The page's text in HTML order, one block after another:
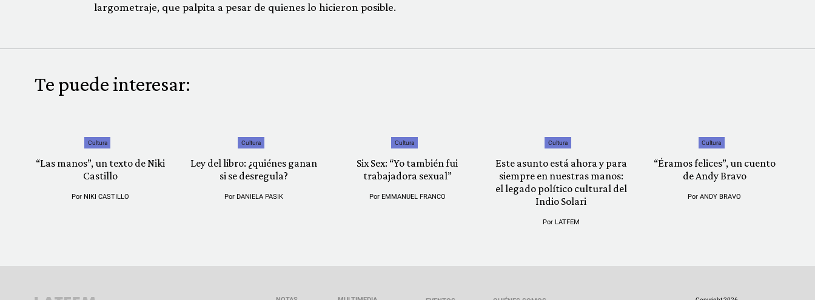
largometraje, que palpita a pesar de quienes lo hicieron posible.
Te puede interesar:
Cultura
“Las manos”, un texto de Niki
Castillo
Por NIKI CASTILLO
Cultura
Ley del libro: ¿quiénes ganan
si se desregula?
Por DANIELA PASIK
Cultura
Six Sex: “Yo también fui
trabajadora sexual”
Por EMMANUEL FRANCO
Cultura
Este asunto está ahora y para
siempre en nuestras manos:
el legado político cultural del
Indio Solari
Por LATFEM
Cultura
“Éramos felices”, un cuento
de Andy Bravo
PorANDY BRAVO